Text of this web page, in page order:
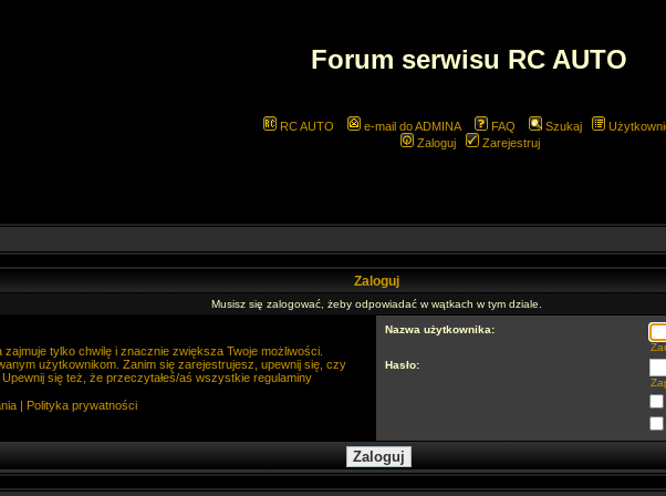
Forum serwisu RC AUTO
RC AUTO e-mail do ADMINA FAQ Szukaj
Zaloguj
Zarejestruj
Zaloguj
Musisz się zalogować, żeby odpowiadać w wątkach w tym dziale.
tylko chwilę i znacznie zwiększa Twoje możliwości.
użytkownikom. Zanim się zarejestrujesz, upewnij się, czy
się też, że przeczytałeś/aś wszystkie regulaminy
| Polityka prywatności
Nazwa użytkownika:
Hasło: